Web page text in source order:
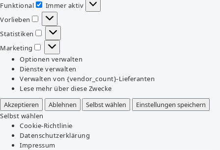
Funktional
Funktional
Immer aktiv
Vorlieben
Vorlieben
Statistiken
Statistiken
Marketing
Marketing
Optionen verwalten
Dienste verwalten
Verwalten von {vendor_count}-Lieferanten
Lese mehr über diese Zwecke
Akzeptieren
Ablehnen Selbst wählen
Einstellungen speichern
Selbst wählen
Cookie-Richtlinie
Datenschutzerklärung
Impressum